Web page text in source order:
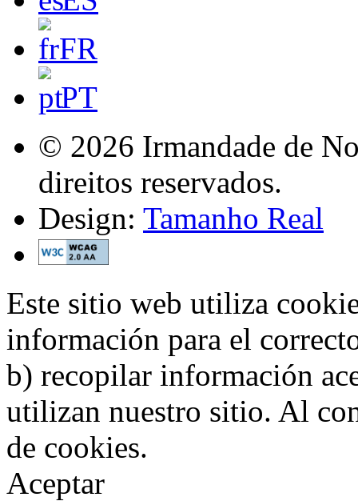
FR
PT
© 2026 Irmandade de
direitos reservados.
Design: Tamanho Real
Este sitio web utiliza
información para el
b) recopilar información
utilizan nuestro sitio. Al
de cookies.
Aceptar